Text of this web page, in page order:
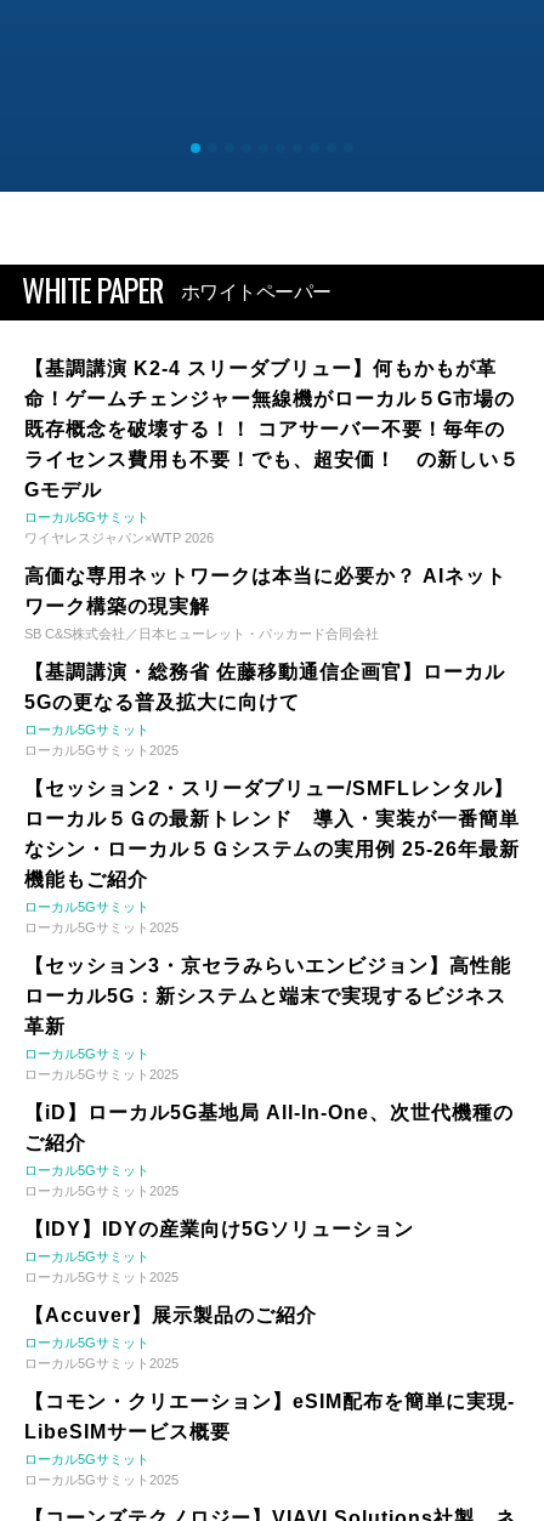
WHITE PAPER ホワイトペーパー
【基調講演 K2-4 スリーダブリュー】何もかもが革
命！ゲームチェンジャー無線機がローカル５G市場の
既存概念を破壊する！！ コアサーバー不要！毎年の
ライセンス費用も不要！でも、超安価！ の新しい５
Gモデル
ローカル5Gサミット
ワイヤレスジャパン×WTP 2026
高価な専用ネットワークは本当に必要か？ AIネット
ワーク構築の現実解
SB C&S株式会社／日本ヒューレット・パッカード合同会社
【基調講演・総務省 佐藤移動通信企画官】ローカル
5Gの更なる普及拡大に向けて
ローカル5Gサミット
ローカル5Gサミット2025
【セッション2・スリーダブリュー/SMFLレンタル】
ローカル５Ｇの最新トレンド 導入・実装が一番簡単
なシン・ローカル５Ｇシステムの実用例 25-26年最新
機能もご紹介
ローカル5Gサミット
ローカル5Gサミット2025
【セッション3・京セラみらいエンビジョン】高性能
ローカル5G：新システムと端末で実現するビジネス
革新
ローカル5Gサミット
ローカル5Gサミット2025
【iD】ローカル5G基地局 All-In-One、次世代機種の
ご紹介
ローカル5Gサミット
ローカル5Gサミット2025
【IDY】IDYの産業向け5Gソリューション
ローカル5Gサミット
ローカル5Gサミット2025
【Accuver】展示製品のご紹介
ローカル5Gサミット
ローカル5Gサミット2025
【コモン・クリエーション】eSIM配布を簡単に実現-
LibeSIMサービス概要
ローカル5Gサミット
ローカル5Gサミット2025